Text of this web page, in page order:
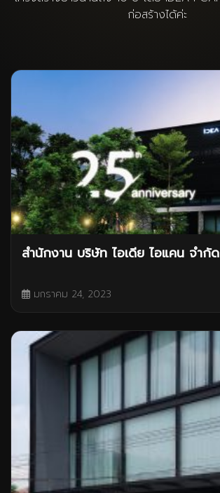
ก่อสร้างได้ค่ะ
สำนักงาน บริษัท ไอเดีย ไอแคน จำกัด
มกราคม 24, 2023